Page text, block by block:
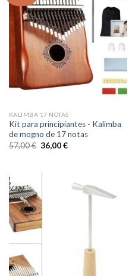
KALIMBA 17 NOTAS
Kit para principiantes - Kalimba
de mogno de 17 notas
57,00€ O
preço
36,00€O